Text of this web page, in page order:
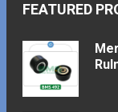
FEATURED